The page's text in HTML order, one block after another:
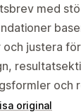
med
justera
och
original